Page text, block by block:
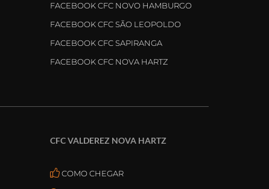
FACEBOOK CFC NOVO HAMBURGO
FACEBOOK CFC SÃO LEOPOLDO
FACEBOOK CFC SAPIRANGA
FACEBOOK CFC NOVA HARTZ
CFC VALDEREZ NOVA HARTZ
COMO CHEGAR